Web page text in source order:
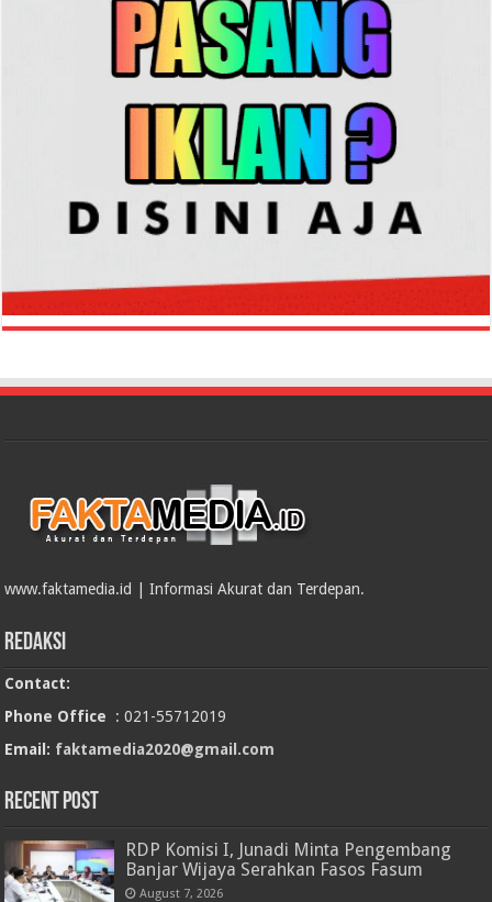
www.faktamedia.id | Informasi Akurat dan Terdepan.
Redaksi
Contact:
Phone Office : 021-55712019
Email: faktamedia2020@gmail.com
RECENT POST
RDP Komisi I, Junadi Minta Pengembang
Banjar Wijaya Serahkan Fasos Fasum
August 7, 2026